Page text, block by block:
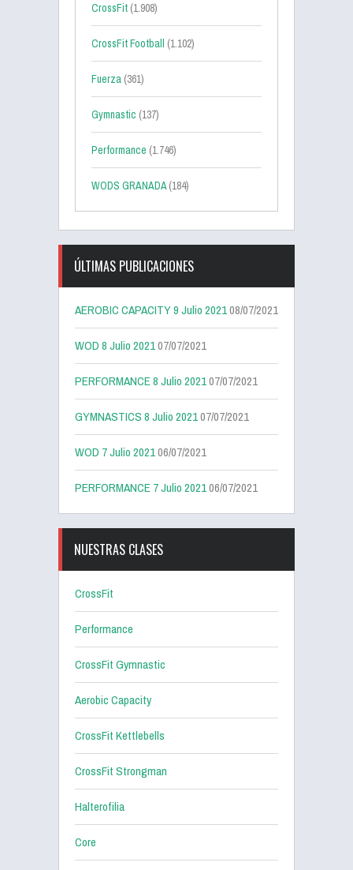
CrossFit (1.908)
CrossFit Football (1.102)
Fuerza (361)
Gymnastic (137)
Performance (1.746)
WODS GRANADA(184)
ÚLTIMAS PUBLICACIONES
AEROBIC CAPACITY 9 Julio 202108/07/2021
WOD 8 Julio 202107/07/2021
PERFORMANCE 8 Julio 202107/07/2021
GYMNASTICS 8 Julio 202107/07/2021
WOD 7 Julio 202106/07/2021
PERFORMANCE 7 Julio 202106/07/2021
NUESTRAS CLASES
CrossFit
Performance
CrossFit Gymnastic
Aerobic Capacity
CrossFit Kettlebells
CrossFit Strongman
Halterofilia
Core